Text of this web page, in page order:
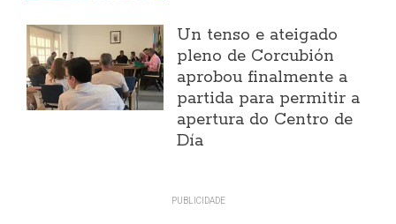
Un tenso e ateigado
pleno de Corcubión
aprobou finalmente a
partida para permitir a
apertura do Centro de
Día